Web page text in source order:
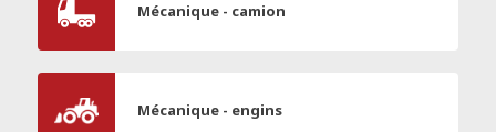
Mécanique - camion
Mécanique - engins